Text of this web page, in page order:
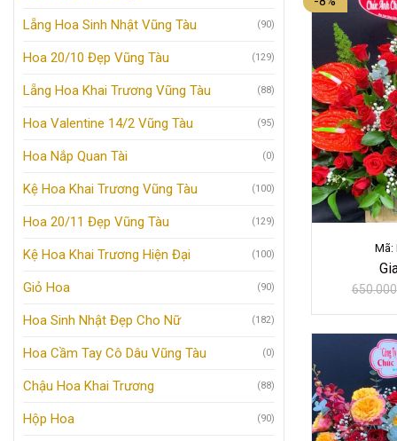
Lẵng Hoa Sinh Nhật Vũng Tàu (90)
Hoa 20/10 Đẹp Vũng Tàu (129)
Lẵng Hoa Khai Trương Vũng Tàu (88)
Hoa Valentine 14/2 Vũng Tàu (95)
Hoa Nắp Quan Tài (0)
Kệ Hoa Khai Trương Vũng Tàu (100)
Hoa 20/11 Đẹp Vũng Tàu (129)
Kệ Hoa Khai Trương Hiện Đại (100)
Giỏ Hoa (90)
Hoa Sinh Nhật Đẹp Cho Nữ (182)
Hoa Cầm Tay Cô Dâu Vũng Tàu (0)
Chậu Hoa Khai Trương (88)
Hộp Hoa (90)
Hoa
Kệ hoa
Kệ hoa
trong
Đặc điểm
hoa xếp
hoa hồng,
Ưu điểm
Một số
dương
Mã:
650.000